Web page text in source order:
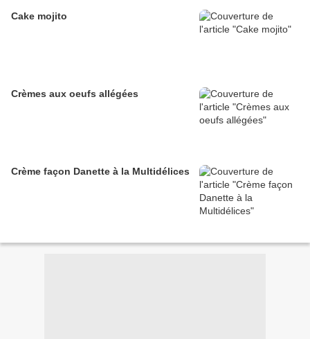
Cake mojito
Crèmes aux oeufs allégées
Crème façon Danette à la Multidélices